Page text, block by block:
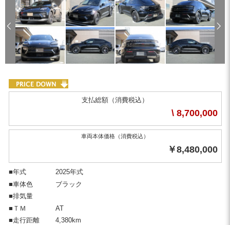
PRICE DOWN
支払総額（消費税込）
\ 8,700,000
車両本体価格（消費税込）
￥8,480,000
■年式
2025年式
■車体色
ブラック
■排気量
■ＴＭ
AT
■走行距離
4,380km